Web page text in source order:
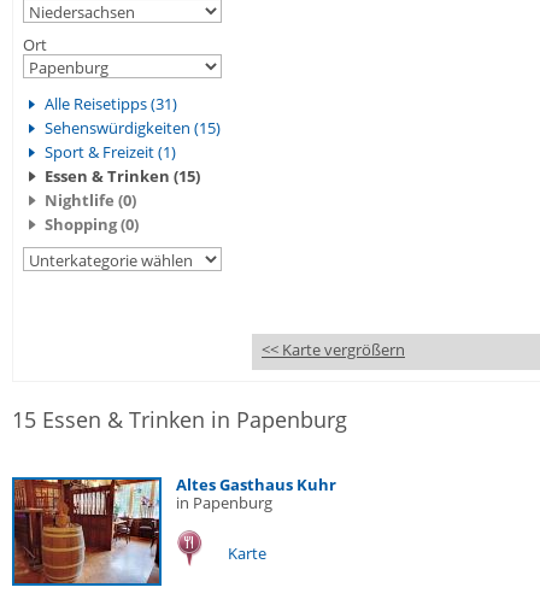
Ort
Alle Reisetipps (31)
Sehenswürdigkeiten (15)
Sport & Freizeit (1)
Essen & Trinken (15)
Nightlife (0)
Shopping (0)
<< Karte vergrößern
15 Essen & Trinken in Papenburg
Altes Gasthaus Kuhr
in Papenburg
Karte